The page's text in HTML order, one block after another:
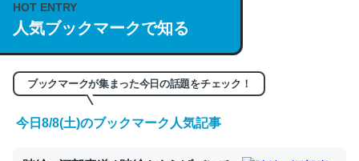
/064121
─GPTの仕組みと限界についての考察（１） - conceptualization
くらい。小説でいう「ずっと前の伏線」は回収されないけ
HOT ENTRY
人気ブックマークで知る
ブックマークが集まった今日の話題をチェック！
今日8/8(土)のブックマーク人気記事